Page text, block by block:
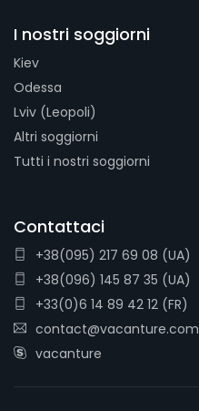
I nostri soggiorni
Kiev
Odessa
Lviv (Leopoli)
Altri soggiorni
Tutti i nostri soggiorni
Contattaci
+38(095) 217 69 08 (UA)
+38(096) 145 87 35 (UA)
+33(0)6 14 89 42 12 (FR)
contact@vacanture.com
vacanture